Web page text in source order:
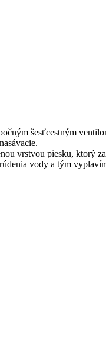
šesťcestným
vrstvou piesku, ktorý
vody a tým